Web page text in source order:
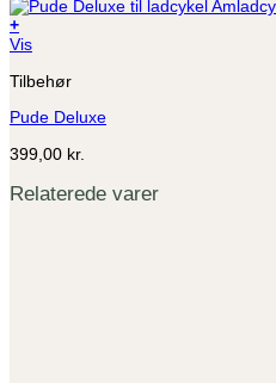
+
Vis
Tilbehør
Pude Deluxe
399,00 kr.
Relaterede varer